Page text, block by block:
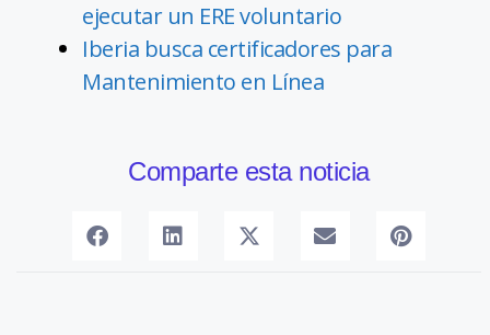
ejecutar un ERE voluntario
Iberia busca certificadores para
Mantenimiento en Línea
Comparte esta noticia